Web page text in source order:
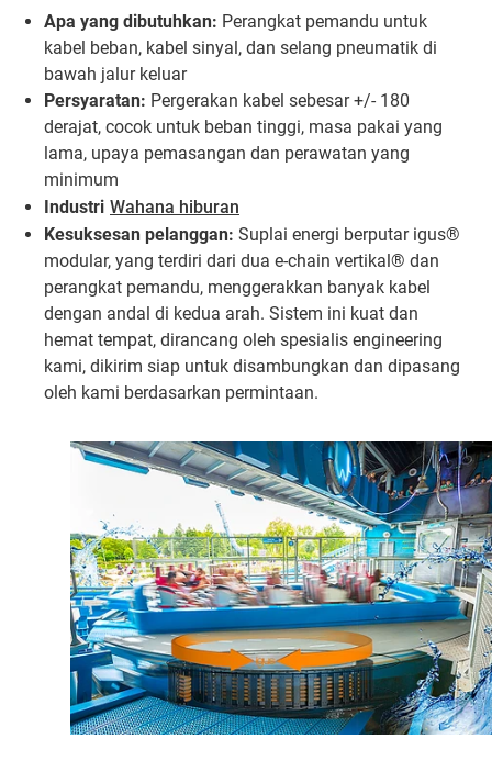
Apa yang dibutuhkan: Perangkat pemandu untuk
kabel beban, kabel sinyal, dan selang pneumatik di
bawah jalur keluar
Persyaratan: Pergerakan kabel sebesar +/- 180
derajat, cocok untuk beban tinggi, masa pakai yang
lama, upaya pemasangan dan perawatan yang
minimum
Industri Wahana hiburan
Kesuksesan pelanggan: Suplai energi berputar igus®
modular, yang terdiri dari dua e-chain vertikal® dan
perangkat pemandu, menggerakkan banyak kabel
dengan andal di kedua arah. Sistem ini kuat dan
hemat tempat, dirancang oleh spesialis engineering
kami, dikirim siap untuk disambungkan dan dipasang
oleh kami berdasarkan permintaan.